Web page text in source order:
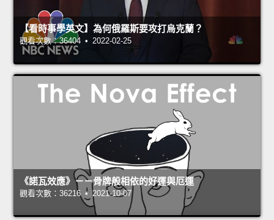
【看時事學英文】為何俄羅斯要攻打烏克蘭？
觀看次數：36404 • 2022-02-25
《諾瓦效應》－－骨牌般相依的好運與厄運
觀看次數：36216 • 2021-10-07